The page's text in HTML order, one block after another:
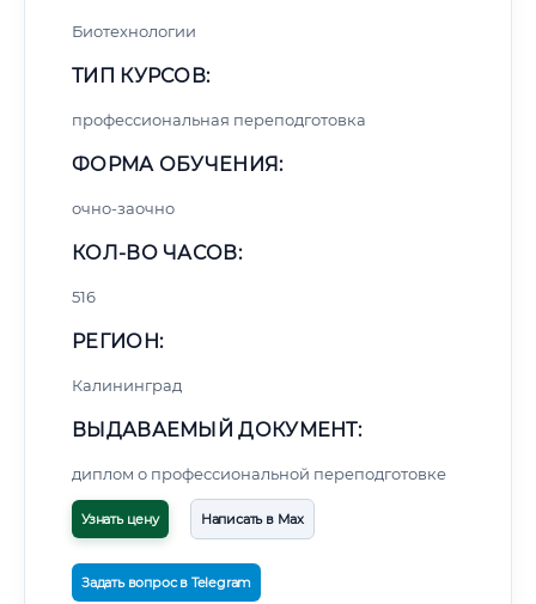
Биотехнологии
ТИП КУРСОВ:
профессиональная переподготовка
ФОРМА ОБУЧЕНИЯ:
очно-заочно
КОЛ-ВО ЧАСОВ:
516
РЕГИОН:
Калининград
ВЫДАВАЕМЫЙ ДОКУМЕНТ:
диплом о профессиональной переподготовке
Узнать цену Написать в Max
Задать вопрос в Telegram